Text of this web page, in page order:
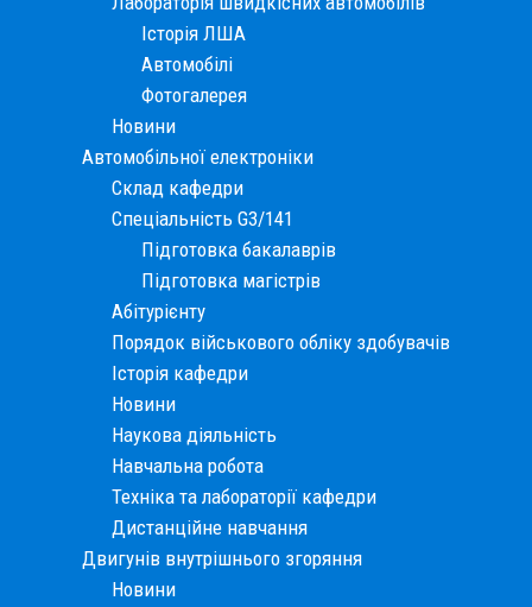
Історія ЛША
Автомобілі
Фотогалерея
Новини
Автомобільної електроніки
Склад кафедри
Спеціальність G3/141
Підготовка бакалаврів
Підготовка магістрів
Абітурієнту
Порядок військового обліку здобувачів
Історія кафедри
Новини
Наукова діяльність
Навчальна робота
Техніка та лабораторії кафедри
Дистанційне навчання
Двигунів внутрішнього згоряння
Новини